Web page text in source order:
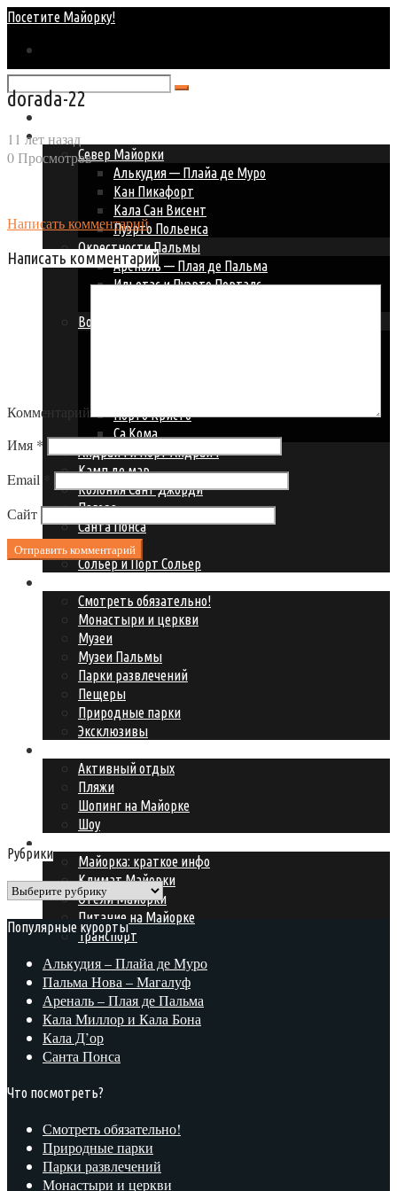
Посетите Майорку!
Курорты Майорки
Север Майорки
Алькудия — Плайа де Муро
Кан Пикафорт
Кала Сан Висент
Пуэрто Польенса
Окрестности Пальмы
Ареналь — Плая де Пальма
Ильетас и Пуэрто Порталс
Восточное побережье
Порто Кристо
Са Кома
Андрайч и Порт Андрайч
Камп де мар
Колония Сант Джорди
Пагера
Санта Понса
Сант Эльм
Сольер и Порт Сольер
Смотреть обязательно!
Монастыри и церкви
Музеи
Музеи Пальмы
Парки развлечений
Пещеры
Природные парки
Эксклюзивы
Активный отдых
Пляжи
Шопинг на Майорке
Шоу
Майорка: краткое инфо
Климат Майорки
Отели Майорки
Питание на Майорке
Транспорт
dorada-22
11 лет назад
0 Просмотров
Написать комментарий
Написать комментарий
Комментарий
Имя *
Email
Сайт
Рубрики
Рубрики
Популярные курорты
Алькудия – Плайа де Муро
Пальма Нова – Магалуф
Ареналь – Плая де Пальма
Кала Миллор и Кала Бона
Кала Д’ор
Санта Понса
Что посмотреть?
Смотреть обязательно!
Природные парки
Парки развлечений
Монастыри и церкви